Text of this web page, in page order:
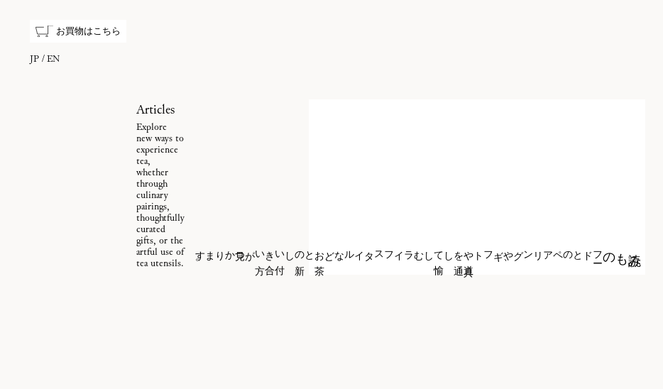
JP EN
お買物はこちら
読
み
もの
フ
ー
ドとのペアリングや
、
ギフトや
道
具
を
通
して
愉
しむ
ライフスタイルなど
、
お
茶
との
新
しい
付
き
合
い
方
が
見
つ
かります
。
Articles
Explore
new ways to
experience
tea,
whether
through
culinary
pairings,
thoughtfully
curated
gifts, or the
artful use of
tea utensils.